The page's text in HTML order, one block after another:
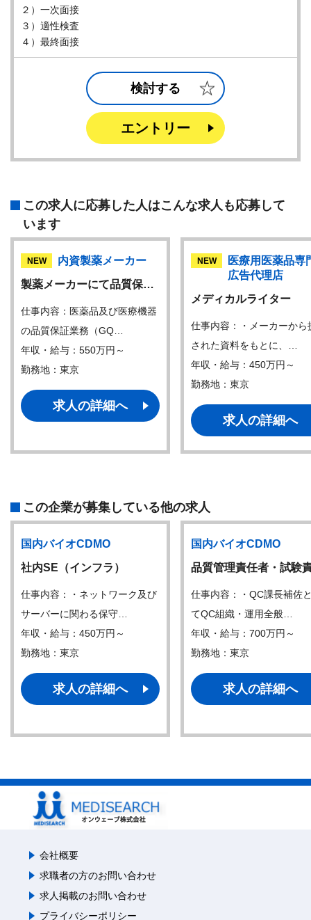
２）一次面接
３）適性検査
４）最終面接
検討する
エントリー
この求人に応募した人はこんな求人も応募して
います
NEW
内資製薬メーカー
製薬メーカーにて品質保…
仕事内容：医薬品及び医療機器
の品質保証業務（GQ…
年収・給与：550万円～
勤務地：東京
求人の詳細へ
NEW
医療用医薬品専
広告代理店
メディカルライター
仕事内容：・メーカーから
された資料をもとに、…
年収・給与：450万円～
勤務地：東京
求人の詳細へ
この企業が募集している他の求人
国内バイオCDMO
社内SE（インフラ）
仕事内容：・ネットワーク及び
サーバーに関わる保守…
年収・給与：450万円～
勤務地：東京
求人の詳細へ
国内バイオCDMO
品質管理責任者・試験
仕事内容：・QC課長補佐
てQC組織・運用全般…
年収・給与：700万円～
勤務地：東京
求人の詳細へ
会社概要
求職者の方のお問い合わせ
求人掲載のお問い合わせ
プライバシーポリシー